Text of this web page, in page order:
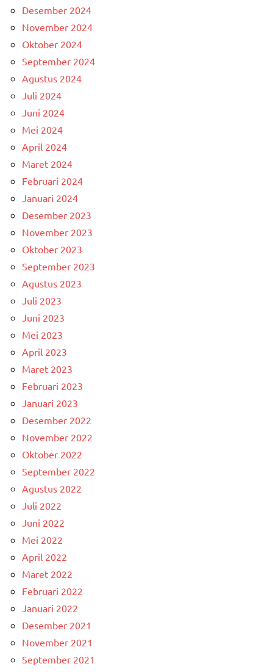
Desember 2024
November 2024
Oktober 2024
September 2024
Agustus 2024
Juli 2024
Juni 2024
Mei 2024
April 2024
Maret 2024
Februari 2024
Januari 2024
Desember 2023
November 2023
Oktober 2023
September 2023
Agustus 2023
Juli 2023
Juni 2023
Mei 2023
April 2023
Maret 2023
Februari 2023
Januari 2023
Desember 2022
November 2022
Oktober 2022
September 2022
Agustus 2022
Juli 2022
Juni 2022
Mei 2022
April 2022
Maret 2022
Februari 2022
Januari 2022
Desember 2021
November 2021
September 2021